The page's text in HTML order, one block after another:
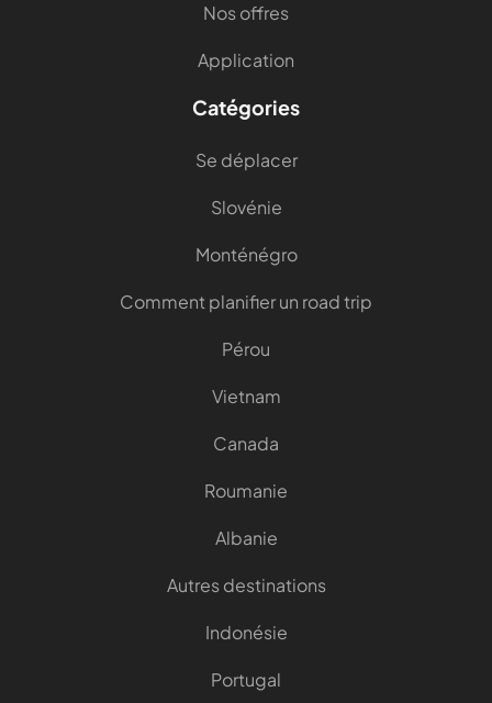
Nos offres
Application
Catégories
Se déplacer
Slovénie
Monténégro
Comment planifier un road trip
Pérou
Vietnam
Canada
Roumanie
Albanie
Autres destinations
Indonésie
Portugal